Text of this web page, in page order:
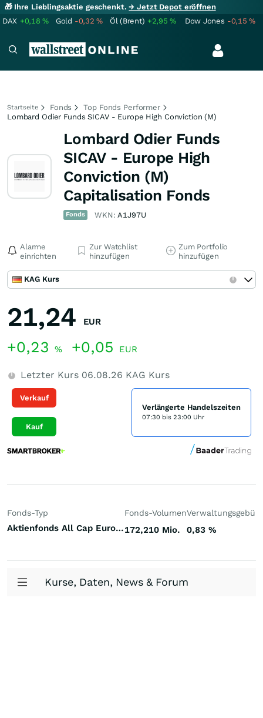
🎁 Ihre Lieblingsaktie geschenkt.→ Jetzt Depot eröffnen
DAX +0,18% Gold -0,32% Öl (Brent) +2,95% Dow Jones -0,15%
Startseite Fonds
Top Fonds Performer
Lombard Odier Funds SICAV - Europe High Conviction (M)
Lombard Odier Funds
SICAV - Europe High
Conviction (M)
Capitalisation Fonds
Fonds WKN:A1J97U
Alarme
einrichten
Zur Watchlist
hinzufügen
Zum Portfolio
hinzufügen
KAG Kurs
21,24 EUR
+0,23 % +0,05 EUR
Letzter Kurs 06.08.26 KAG Kurs
Verkauf
Kauf
Verlängerte Handelszeiten
07:30 bis 23:00 Uhr
Fonds-Typ
Aktienfonds All Cap Europa
Fonds-Volumen
172,210 Mio. 0,83 %
Kurse, Daten, News & Forum